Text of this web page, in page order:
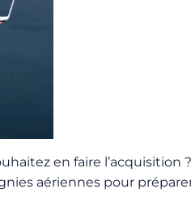
en faire l’acquisition
aériennes pour